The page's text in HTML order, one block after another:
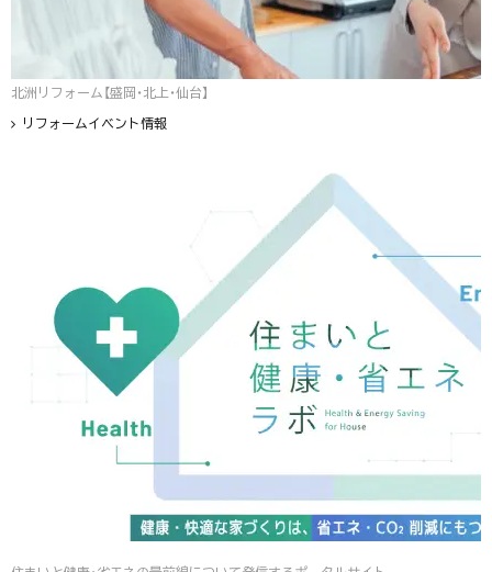
北洲リフォーム【盛岡・北上・仙台】
リフォームイベント情報